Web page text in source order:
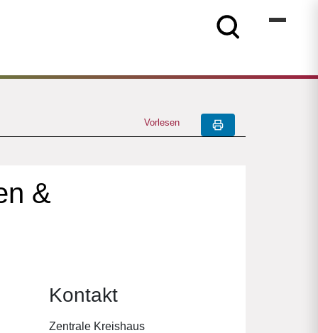
Vorlesen
&
Kontakt
Zentrale Kreishaus